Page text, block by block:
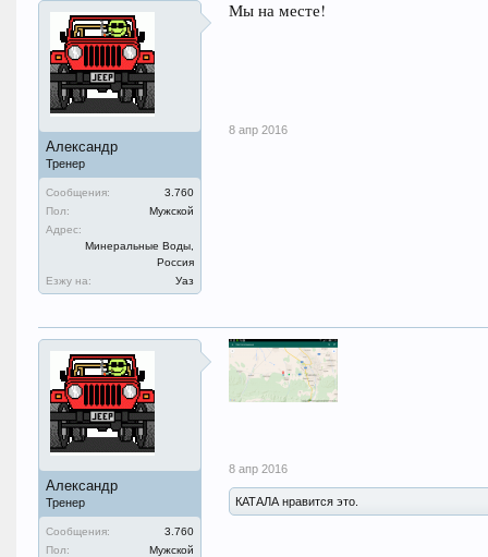
Александр
Тренер
Сообщения:
3.760
Пол:
Мужской
Адрес:
Минеральные Воды,
Россия
Езжу на:
Уаз
Мы на месте!
8 апр 2016
Александр
Тренер
Сообщения:
3.760
Пол:
Мужской
8 апр 2016
КАТАЛА нравится это.